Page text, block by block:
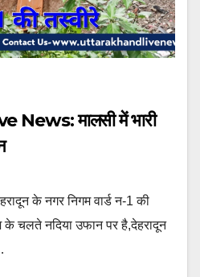
मालसी में भारी
के नगर निगम वार्ड न-1 की
के चलते नदिया उफान पर है,देहरादून